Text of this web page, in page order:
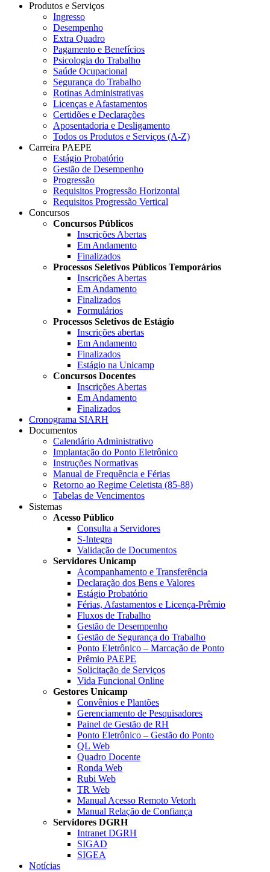
Produtos e Serviços
Ingresso
Desempenho
Extra Quadro
Pagamento e Benefícios
Psicologia do Trabalho
Saúde Ocupacional
Segurança do Trabalho
Rotinas Administrativas
Licenças e Afastamentos
Certidões e Declarações
Aposentadoria e Desligamento
Todos os Produtos e Serviços (A-Z)
Carreira PAEPE
Estágio Probatório
Gestão de Desempenho
Progressão
Requisitos Progressão Horizontal
Requisitos Progressão Vertical
Concursos
Concursos Públicos
Inscrições Abertas
Em Andamento
Finalizados
Processos Seletivos Públicos Temporários
Inscrições Abertas
Em Andamento
Finalizados
Formulários
Processos Seletivos de Estágio
Inscrições abertas
Em Andamento
Finalizados
Estágio na Unicamp
Concursos Docentes
Inscrições Abertas
Em Andamento
Finalizados
Cronograma SIARH
Documentos
Calendário Administrativo
Implantação do Ponto Eletrônico
Instruções Normativas
Manual de Frequência e Férias
Retorno ao Regime Celetista (85-88)
Tabelas de Vencimentos
Sistemas
Acesso Público
Consulta a Servidores
S-Integra
Validação de Documentos
Servidores Unicamp
Acompanhamento e Transferência
Declaração dos Bens e Valores
Estágio Probatório
Férias, Afastamentos e Licença-Prêmio
Fluxos de Trabalho
Gestão de Desempenho
Gestão de Segurança do Trabalho
Ponto Eletrônico – Marcação de Ponto
Prêmio PAEPE
Solicitação de Serviços
Vida Funcional Online
Gestores Unicamp
Convênios e Plantões
Gerenciamento de Pesquisadores
Painel de Gestão de RH
Ponto Eletrônico – Gestão do Ponto
QL Web
Quadro Docente
Ronda Web
Rubi Web
TR Web
Manual Acesso Remoto Vetorh
Manual Relação de Confiança
Servidores DGRH
Intranet DGRH
SIGAD
SIGEA
Notícias